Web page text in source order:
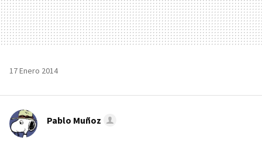
17 Enero 2014
Pablo Muñoz